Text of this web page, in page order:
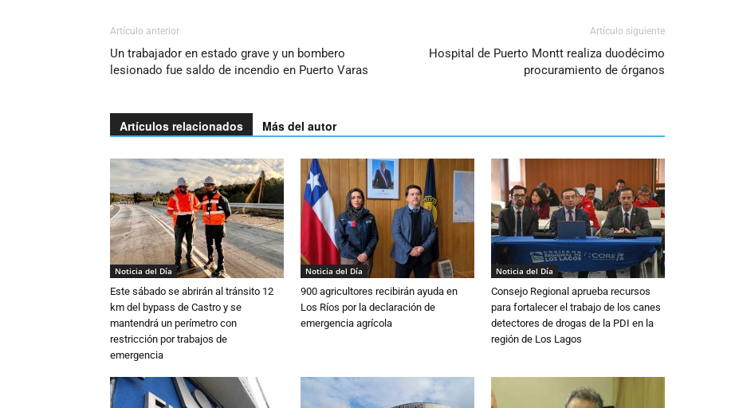
Artículo anterior
Un trabajador en estado grave y un bombero
lesionado fue saldo de incendio en Puerto Varas
Artículo siguiente
Hospital de Puerto Montt realiza duodécimo
procuramiento de órganos
Artículos relacionados Más del autor
Noticia del Día
Este sábado se abrirán al tránsito 12
km del bypass de Castro y se
mantendrá un perímetro con
restricción por trabajos de
emergencia
Noticia del Día
900 agricultores recibirán ayuda en
Los Ríos por la declaración de
emergencia agrícola
Noticia del Día
Consejo Regional aprueba recursos
para fortalecer el trabajo de los canes
detectores de drogas de la PDI en la
región de Los Lagos